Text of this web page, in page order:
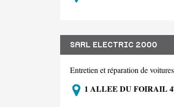
SARL ELECTRIC 2000
Entretien et réparation de
1 ALLEE DU FOIRAIL